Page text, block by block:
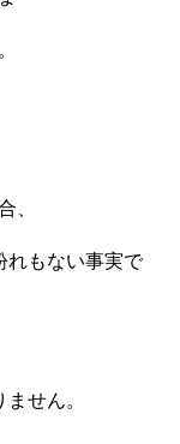
、
れもない事実で
せん。